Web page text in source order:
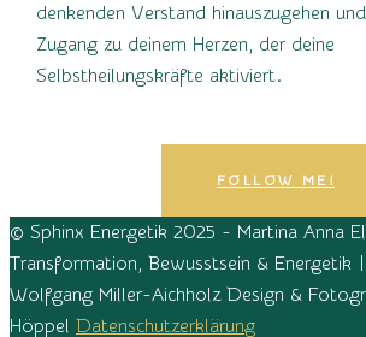
denkenden Verstand hinauszugehen
Zugang zu deinem Herzen, der deine
Selbstheilungskräfte aktiviert.
FOLLOW ME!
© Sphinx Energetik 2025 - Martina Anna
Transformation, Bewusstsein & Energetik
Wolfgang Miller-Aichholz Design &
Höppel Datenschutzerklärung